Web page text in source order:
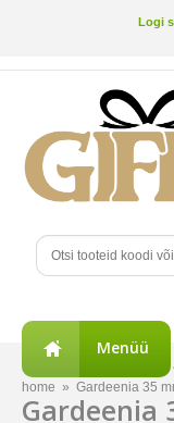
Logi
Menüü
home » Gardeenia 35
Gardeenia